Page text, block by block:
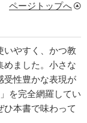
ページトップへ
いやすく、かつ教
めました。小さな
受性豊かな表現が
を完全網羅してい
ひ本書で味わって